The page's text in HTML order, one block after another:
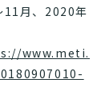
11月、2020年
www.meti.